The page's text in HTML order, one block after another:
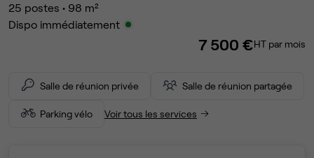
25 postes • 98 m²
Dispo immédiatement
7 500 €HT par mois
Salle de réunion privée Salle de réunion partagée
Parking vélo Voir tous les services